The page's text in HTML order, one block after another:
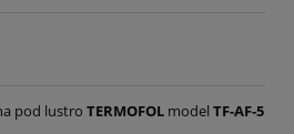
pod lustro TERMOFOL model TF-AF-5